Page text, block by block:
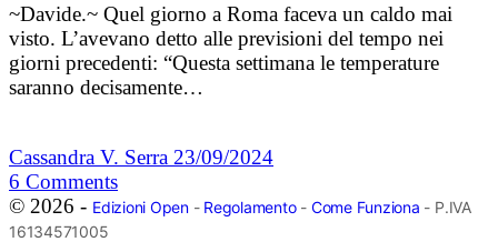
~Davide.~ Quel giorno a Roma faceva un caldo mai
visto. L’avevano detto alle previsioni del tempo nei
giorni precedenti: “Questa settimana le temperature
saranno decisamente…
Cassandra V. Serra 23/09/2024
6 Comments
© 2026 - Edizioni Open- Regolamento- Come Funziona - P.IVA
16134571005